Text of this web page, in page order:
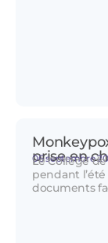
prise en
06 septembre
Le Collège
pendant
documents